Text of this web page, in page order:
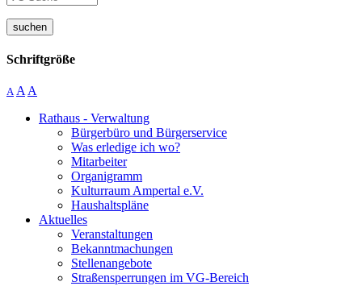
suchen
Schriftgröße
A A A
Rathaus - Verwaltung
Bürgerbüro und Bürgerservice
Was erledige ich wo?
Mitarbeiter
Organigramm
Kulturraum Ampertal e.V.
Haushaltspläne
Aktuelles
Veranstaltungen
Bekanntmachungen
Stellenangebote
Straßensperrungen im VG-Bereich